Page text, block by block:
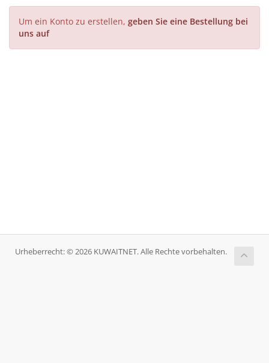
Um ein Konto zu erstellen, geben Sie eine Bestellung bei
uns auf
Urheberrecht: © 2026 KUWAITNET. Alle Rechte vorbehalten.